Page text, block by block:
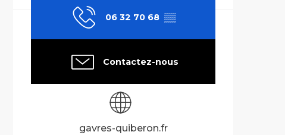
06 32 70 68 ▒▒
Contactez-nous
gavres-quiberon.fr